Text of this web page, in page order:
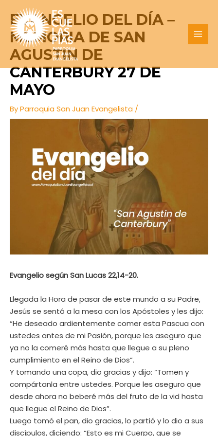
content
EVANGELIO DEL DÍA –
MEMORIA DE SAN
AGUSTIN DE
CANTERBURY 27 DE
MAYO
ByParroquia San Juan Evangelista /
Evangelio según San Lucas 22,14-20.
Llegada la Hora de pasar de este mundo a su Padre,
Jesús se sentó a la mesa con los Apóstoles y les dijo:
“He deseado ardientemente comer esta Pascua con
ustedes antes de mi Pasión, porque les aseguro que
ya no la comeré más hasta que llegue a su pleno
cumplimiento en el Reino de Dios”.
Y tomando una copa, dio gracias y dijo: “Tomen y
compártanla entre ustedes. Porque les aseguro que
desde ahora no beberé más del fruto de la vid hasta
que llegue el Reino de Dios”.
Luego tomó el pan, dio gracias, lo partió y lo dio a sus
discípulos, diciendo: “Esto es mi Cuerpo, que se
navigation